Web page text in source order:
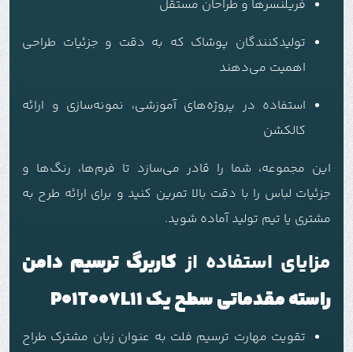
فریلنسرها و طراحان مستقل
تولیدکنندگان پوشاک که به دقت و جزئیات طراحی
اهمیت می‌دهند
استفاده در پروژه‌های آموزشی، نمونه‌سازی و ارائه
کالکشن
این مجموعه، شما را قادر می‌سازد تا فرم‌ها، رنگ‌ها و
جزئیات لباس را با دقت بالا تمرین کنید و برای ارائه طرح به
مشتری یا تیم تولید آماده شوید.
مزایای استفاده از کاربرگ ترسیم دامن
راسته مقدماتی سطح یک P01T007L11
تقویت مهارت ترسیم فلت به عنوان زبان مشترک طراح